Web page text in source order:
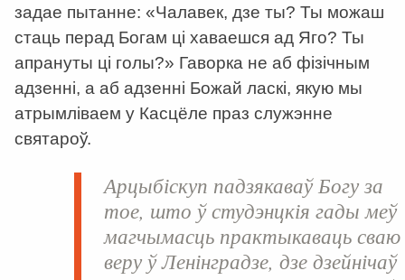
задае пытанне: «Чалавек, дзе ты? Ты можаш
стаць перад Богам ці хаваешся ад Яго? Ты
апрануты ці голы?» Гаворка не аб фізічным
адзенні, а аб адзенні Божай ласкі, якую мы
атрымліваем у Касцёле праз служэнне
святароў.
Арцыбіскуп падзякаваў Богу за
тое, што ў студэнцкія гады меў
магчымасць практыкаваць сваю
веру ў Ленінградзе, дзе дзейнічаў